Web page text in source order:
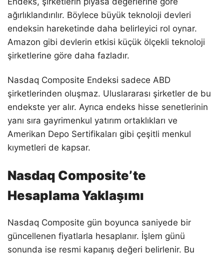
ağırlıklandırılır. Böylece büyük teknoloji devleri
endeksin hareketinde daha belirleyici rol oynar.
Amazon gibi devlerin etkisi küçük ölçekli teknoloji
şirketlerine göre daha fazladır.
Nasdaq Composite Endeksi sadece ABD
şirketlerinden oluşmaz. Uluslararası şirketler de bu
endekste yer alır. Ayrıca endeks hisse senetlerinin
yanı sıra gayrimenkul yatırım ortaklıkları ve
Amerikan Depo Sertifikaları gibi çeşitli menkul
kıymetleri de kapsar.
Nasdaq Composite’te
Hesaplama Yaklaşımı
Nasdaq Composite gün boyunca saniyede bir
güncellenen fiyatlarla hesaplanır. İşlem günü
sonunda ise resmi kapanış değeri belirlenir. Bu